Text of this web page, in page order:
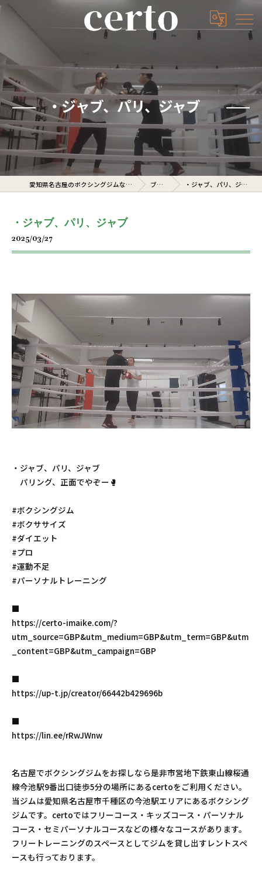
・ジャブ、パリ、ジャブ
愛知県名古屋のボクシングジムならcerto ブログ ・ジャブ、パリ、ジャブ
・ジャブ、パリ、ジャブ
2025/03/27
・ジャブ、パリ、ジャブ
パリング、正面でやぞー🥊
#ボクシングジム
#ボクササイズ
#ダイエット
#プロ
#運動不足
#パーソナルトレーニング
■
https://certo-imaike.com/?
utm_source=GBP&utm_medium=GBP&utm_term=GBP&utm
_content=GBP&utm_campaign=GBP
■
https://up-t.jp/creator/66442b429696b
■
https://lin.ee/rRwJWnw
名古屋でボクシングジムをお探しなら是非市営地下鉄東山線桜通
線今池駅9番出口徒歩5分の場所にあるcertoをご利用ください。
当ジムは愛知県名古屋市千種区の今池駅エリアにあるボクシング
ジムです。certoではフリーコース・キッズコース・パーソナル
コース・セミパーソナルコースなどの様々なコースがあります。
フリートレーニングのスペースとしてジムを貸し出すレントスペ
ースも行っております。